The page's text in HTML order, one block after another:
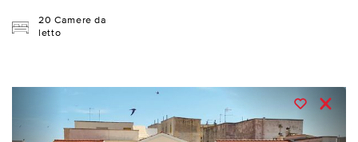
20 Camere da
letto